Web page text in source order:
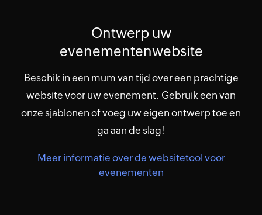
Ontwerp uw
evenementenwebsite
Beschik in een mum van tijd over een prachtige
website voor uw evenement. Gebruik een van
onze sjablonen of voeg uw eigen ontwerp toe en
ga aan de slag!
Meer informatie over de websitetool voor
evenementen